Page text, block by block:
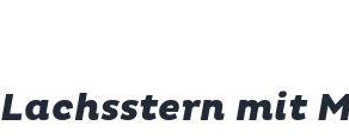
Lachsstern mit